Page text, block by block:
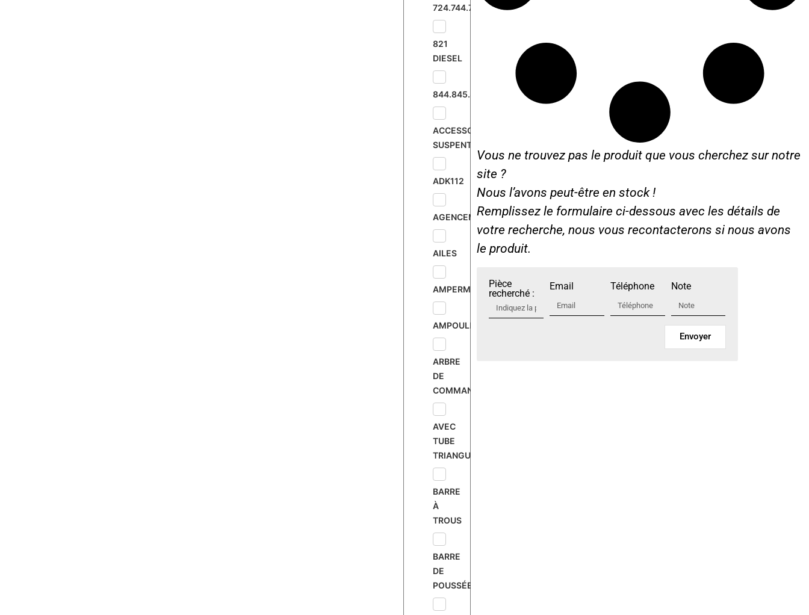
724.744.745.833
821
DIESEL
844.845.895
ACCESSOIRES
SUSPENTE
ADK112
AGENCEMENT
AILES
AMPERMÈTRE
AMPOULE
ARBRE
DE
COMMANDE
AVEC
TUBE
TRIANGULAIRE
BARRE
À
TROUS
BARRE
DE
POUSSÉE
Vous ne trouvez pas le produit que vous cherchez sur notre
site ?
Nous l’avons peut-être en stock !
Remplissez le formulaire ci-dessous avec les détails de
votre recherche, nous vous recontacterons si nous avons
le produit.
Pièce
recherché :
Email Téléphone Note
Envoyer